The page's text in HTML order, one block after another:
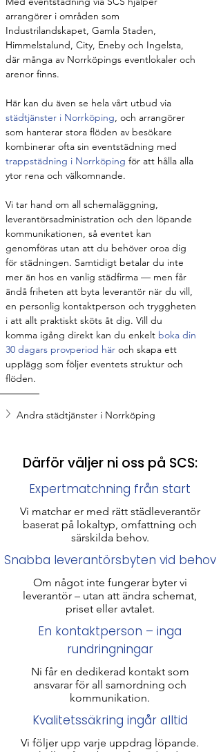
arrangörer i områden som
Industrilandskapet, Gamla Staden,
Himmelstalund, City, Eneby och Ingelsta,
där många av Norrköpings eventlokaler och
arenor finns.
Här kan du även se hela vårt utbud via
städtjänster i Norrköping, och arrangörer
som hanterar stora flöden av besökare
kombinerar ofta sin eventstädning med
trappstädning i Norrköping för att hålla alla
ytor rena och välkomnande.
Vi tar hand om all schemaläggning,
leverantörsadministration och den löpande
kommunikationen, så eventet kan
genomföras utan att du behöver oroa dig
för städningen. Samtidigt betalar du inte
mer än hos en vanlig städfirma — men får
ändå friheten att byta leverantör när du vill,
en personlig kontaktperson och tryggheten
i att allt praktiskt sköts åt dig. Vill du
komma igång direkt kan du enkelt boka din
30 dagars provperiod här och skapa ett
upplägg som följer eventets struktur och
flöden.
Andra städtjänster i Norrköping
Därför väljer ni oss på SCS:
Expertmatchning från start
Vi matchar er med rätt städleverantör
baserat på lokaltyp, omfattning och
särskilda behov.
Snabba leverantörsbyten vid behov
Om något inte fungerar byter vi
leverantör – utan att ändra schemat,
priset eller avtalet.
En kontaktperson – inga
rundringningar
Ni får en dedikerad kontakt som
ansvarar för all samordning och
kommunikation.
Kvalitetssäkring ingår alltid
Vi följer upp varje uppdrag löpande.